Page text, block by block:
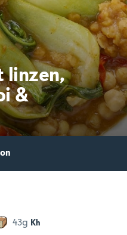
linzen,
&
43g Kh